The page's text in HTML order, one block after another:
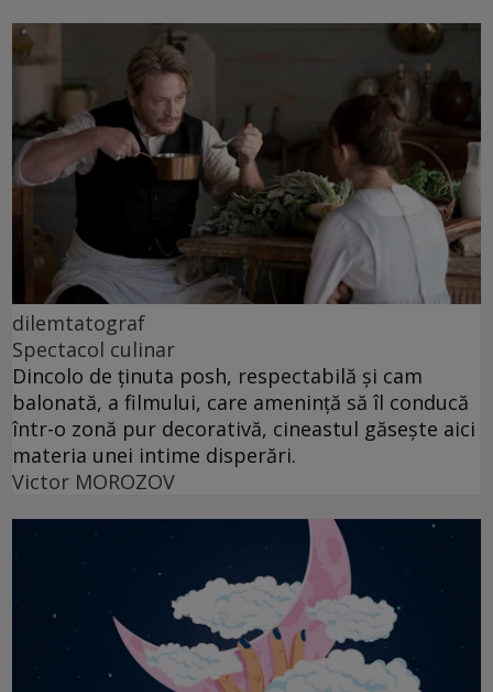
dilemtatograf
Spectacol culinar
Dincolo de ținuta posh, respectabilă și cam
balonată, a filmului, care amenință să îl conducă
într-o zonă pur decorativă, cineastul găsește aici
materia unei intime disperări.
Victor MOROZOV